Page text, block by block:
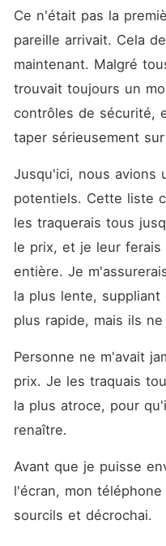
Ce n'était pas la
pareille arrivait. Cela
maintenant. Malgré
trouvait toujours un
contrôles de sécurité,
taper sérieusement
Jusqu'ici, nous avions
potentiels. Cette liste
les traquerais tous
le prix, et je leur
entière. Je
la plus lente,
plus rapide, mais ils
Personne ne m'avait
prix. Je les traquais
la plus atroce, pour
renaître.
Avant que je puisse
l'écran, mon
sourcils et décrochai.